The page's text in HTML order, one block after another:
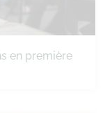
en première